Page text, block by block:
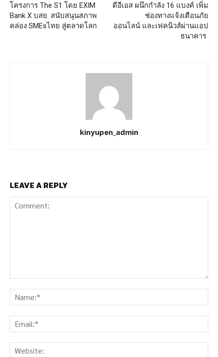
โครงการ The S1 โดย EXIM
Bank X บสย. สนับสนุนสภาพ
คล่อง SMEsไทย สู่ตลาดโลก
ดีอีเอส ผนึกกำลัง 16 แบงค์ เพิ่ม
ช่องทางแจ้งเตือนภัย
ออนไลน์ และเฟคนิวส์ผ่านแอป
ธนาคาร
kinyupen_admin
LEAVE A REPLY